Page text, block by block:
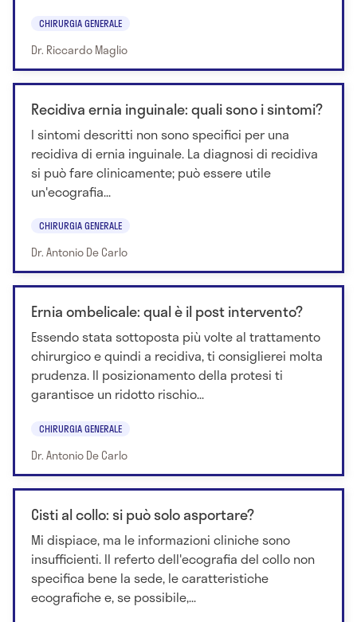
CHIRURGIA GENERALE
Dr. Riccardo Maglio
Recidiva ernia inguinale: quali sono i sintomi?
I sintomi descritti non sono specifici per una
recidiva di ernia inguinale. La diagnosi di recidiva
si può fare clinicamente; può essere utile
un'ecografia...
CHIRURGIA GENERALE
Dr. Antonio De Carlo
Ernia ombelicale: qual è il post intervento?
Essendo stata sottoposta più volte al trattamento
chirurgico e quindi a recidiva, ti consiglierei molta
prudenza. Il posizionamento della protesi ti
garantisce un ridotto rischio...
CHIRURGIA GENERALE
Dr. Antonio De Carlo
Cisti al collo: si può solo asportare?
Mi dispiace, ma le informazioni cliniche sono
insufficienti. Il referto dell'ecografia del collo non
specifica bene la sede, le caratteristiche
ecografiche e, se possibile,...